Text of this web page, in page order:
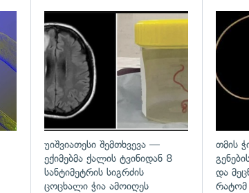
გადახედვა
უიშვიათესი შემთხვევა —
ექიმებმა ქალის ტვინიდან 8
სანტიმეტრის სიგრძის
ცოცხალი ჭია ამოიღეს
თმის
და
რატომ